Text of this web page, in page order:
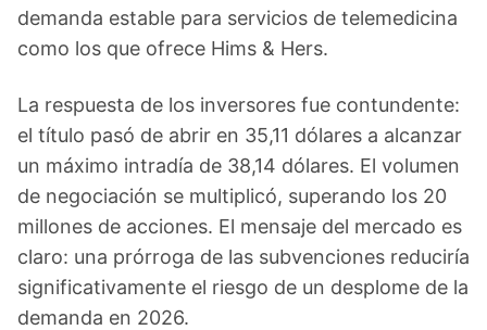
demanda estable para servicios de telemedicina
como los que ofrece Hims & Hers.
La respuesta de los inversores fue contundente:
el título pasó de abrir en 35,11 dólares a alcanzar
un máximo intradía de 38,14 dólares. El volumen
de negociación se multiplicó, superando los 20
millones de acciones. El mensaje del mercado es
claro: una prórroga de las subvenciones reduciría
significativamente el riesgo de un desplome de la
demanda en 2026.